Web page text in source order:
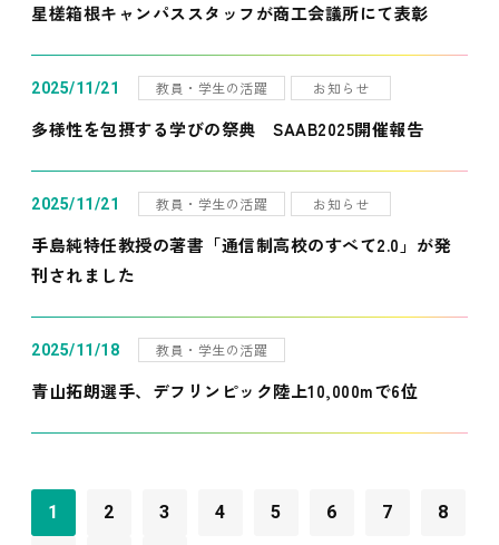
星槎箱根キャンパススタッフが商工会議所にて表彰
2025/11/21 教員・学生の活躍 お知らせ
多様性を包摂する学びの祭典 SAAB2025開催報告
2025/11/21 教員・学生の活躍 お知らせ
手島純特任教授の著書「通信制高校のすべて2.0」が発
刊されました
2025/11/18 教員・学生の活躍
青山拓朗選手、デフリンピック陸上10,000mで6位
1 2 3 4 5 6 7 8